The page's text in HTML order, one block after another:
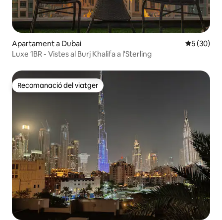
Apartament a Dubai 5 de
5 (30)
Luxe 1BR - Vistes al Burj Khalifa a l'Sterling
Recomanació del viatger
Recomanació del viatger